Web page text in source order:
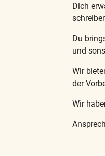
Dich
Du
und
Wir
der
Wir